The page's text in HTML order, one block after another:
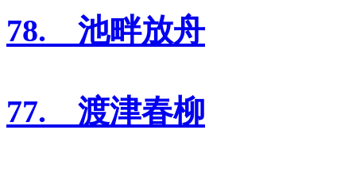
78. 池畔放舟
77. 渡津春柳